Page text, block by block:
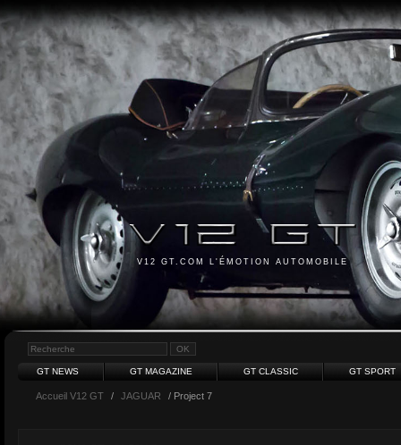
V12 GT.COM L'ÉMOTION AUTOMOBILE
GT NEWS GT MAGAZINE GT CLASSIC GT SPORT
Accueil V12 GT / JAGUAR / Project 7